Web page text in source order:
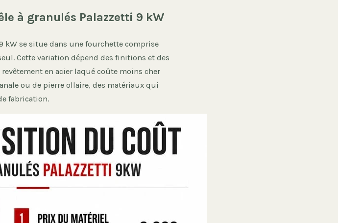
à granulés Palazzetti 9 kW
kW se situe dans une fourchette comprise
Cette variation dépend des finitions et des
en acier laqué coûte moins cher
ou de pierre ollaire, des matériaux qui
fabrication.